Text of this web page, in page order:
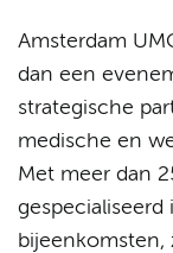
Amsterdam
dan een
strategische
medische en
Met meer dan
gespecialiseerd
bijeenkomsten,